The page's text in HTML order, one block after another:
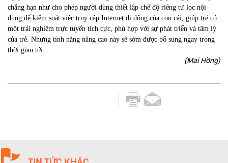
chẳng hạn như cho phép người dùng thiết lập chế độ riêng tư lọc nội
dung để kiểm soát việc truy cập Internet di động của con cái, giúp trẻ có
một trải nghiệm trực tuyến tích cực, phù hợp với sự phát triển và tâm lý
của trẻ. Nhưng tính năng nâng cao này sẽ sớm được bổ sung ngay trong
thời gian tới.
(Mai Hồng)